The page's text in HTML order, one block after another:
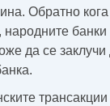
Обратно
да се заклучи